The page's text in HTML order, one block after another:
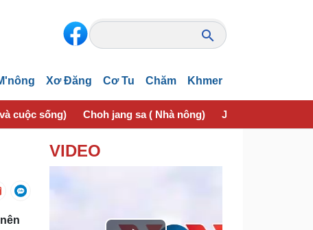
Xơ Đăng Cơ Tu Chăm Khmer
cuộc sống) Choh jang sa ( Nhà nông) Jơhngơ̆m pran
VIDEO